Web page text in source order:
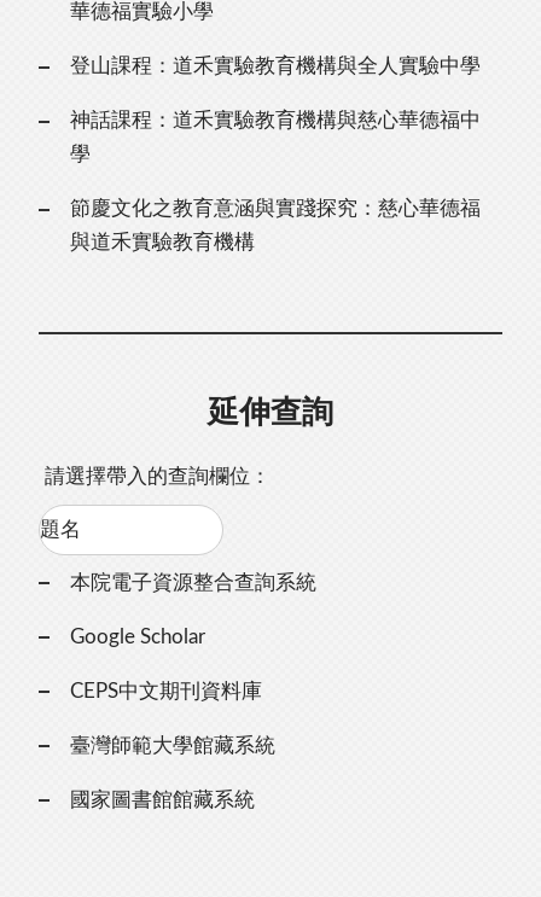
華德福實驗小學
登山課程：道禾實驗教育機構與全人實驗中學
神話課程：道禾實驗教育機構與慈心華德福中
學
節慶文化之教育意涵與實踐探究：慈心華德福
與道禾實驗教育機構
延伸查詢
請選擇帶入的查詢欄位：
本院電子資源整合查詢系統
Google Scholar
CEPS中文期刊資料庫
臺灣師範大學館藏系統
國家圖書館館藏系統